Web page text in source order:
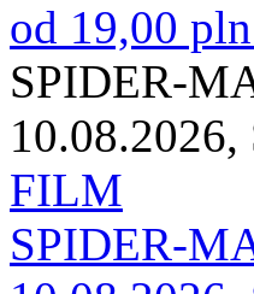
od 19,00 pln
SPIDER-
10.08.2026,
FILM
SPIDER-